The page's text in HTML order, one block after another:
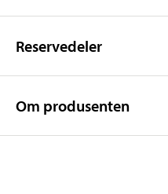
Setepinne
Farge
Makslast
Reservedeler
Om produsenten